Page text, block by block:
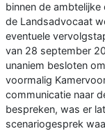
binnen de ambtelijke
de Landsadvocaat
eventuele
van 28 september
unaniem besloten
voormalig
communicatie naar
bespreken, was er
scenariogesprek